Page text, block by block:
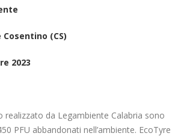
(CS)
2023
realizzato da Legambiente Calabria sono
PFU abbandonati nell’ambiente. EcoTyre